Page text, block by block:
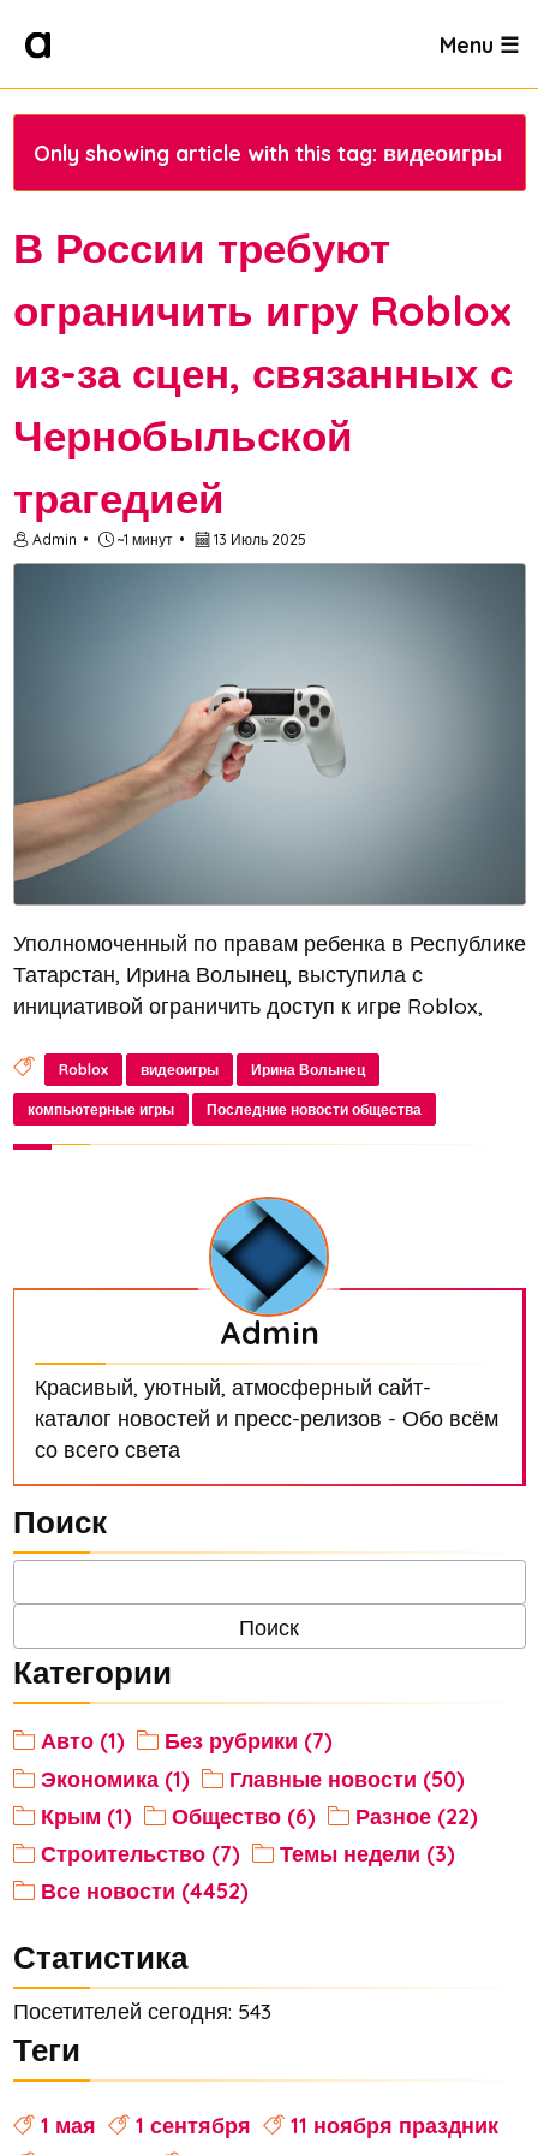
Menu ☰
Only showing article with this tag: видеоигры
В России требуют
ограничить игру Roblox
из-за сцен, связанных с
Чернобыльской
трагедией
Admin ~1 минут 13 Июль 2025
Уполномоченный по правам ребенка в Республике
Татарстан, Ирина Волынец, выступила с
инициативой ограничить доступ к игре Roblox,
школьников. Причиной стали распространенные в
Сети кадры, на которых игроки воспро...
Roblox видеоигры Ирина Волынец
компьютерные игры Последние новости общества
Admin
Красивый, уютный, атмосферный сайт-
каталог новостей и пресс-релизов - Обо всём
со всего света
Поиск
Категории
Авто (1)
Без рубрики (7)
Экономика (1)
Главные новости (50)
Крым (1)
Общество (6)
Разное (22)
Строительство (7)
Темы недели (3)
Все новости (4452)
Статистика
Посетителей сегодня: 543
Теги
1 мая 1 сентября
11 ноября праздник